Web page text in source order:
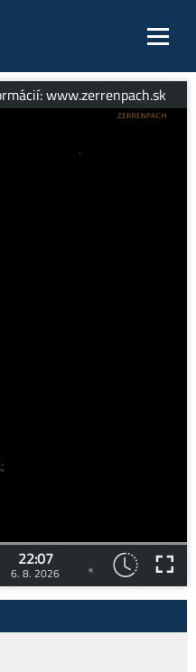
www.zerrenpach.sk
22:07
6. 8. 2026